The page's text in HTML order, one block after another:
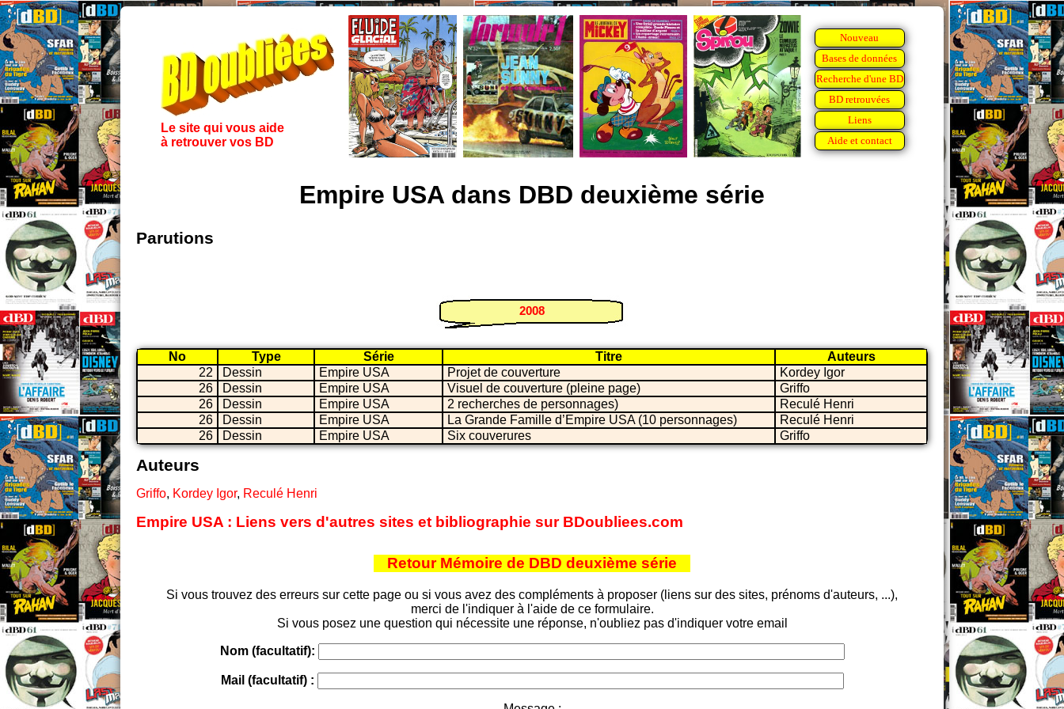
Le site qui vous aide
à retrouver vos BD
Nouveau
Bases de données
Recherche d'une BD
BD retrouvées
Liens
Aide et contact
Empire USA dans DBD deuxième série
Parutions
2008
No Type Série Titre
Auteurs
22
Dessin Empire USA Projet de couverture
Kordey Igor
26
Dessin Empire USA Visuel de couverture (pleine page)
Griffo
26
Dessin Empire USA 2 recherches de personnages)
Reculé Henri
26
Dessin Empire USA La Grande Famille d’Empire USA (10 personnages)
Reculé Henri
26
Dessin Empire USA Six couverures Griffo
Auteurs
Griffo, Kordey Igor, Reculé Henri
Empire USA : Liens vers d'autres sites et bibliographie sur BDoubliees.com
Retour Mémoire de DBD deuxième série
Si vous trouvez des erreurs sur cette page ou si vous avez des compléments à proposer (liens sur des sites, prénoms d'auteurs, ...),
merci de l'indiquer à l'aide de ce formulaire.
Si vous posez une question qui nécessite une réponse, n'oubliez pas d'indiquer votre email
Nom (facultatif):
Mail (facultatif) :